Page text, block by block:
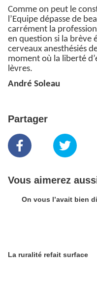
Comme on peut le
l’Equipe dépasse de
carrément la
en question si la brève
cerveaux anesthésiés
moment où la liberté
lèvres.
André Soleau
Partager
Vous aimerez
On vous l’avait bien